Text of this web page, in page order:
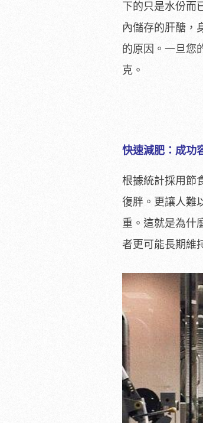
下的只是水份
內儲存的肝醣，
的原因。一旦您
克。
快速減肥：成功
根據統計採用節
復胖。更讓人難
重。這就是為什
者更可能長期維